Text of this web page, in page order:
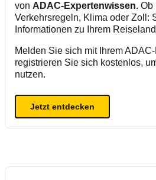
von ADAC-Expertenwissen. Ob
Verkehrsregeln, Klima oder Zoll:
Informationen zu Ihrem
Melden Sie sich mit Ihrem
registrieren Sie sich kostenlos,
nutzen.
Jetzt entdecken